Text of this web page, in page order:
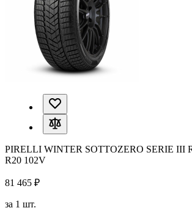
PIRELLI WINTER SOTTOZERO SERIE III
R20 102V
81 465 ₽
за 1 шт.